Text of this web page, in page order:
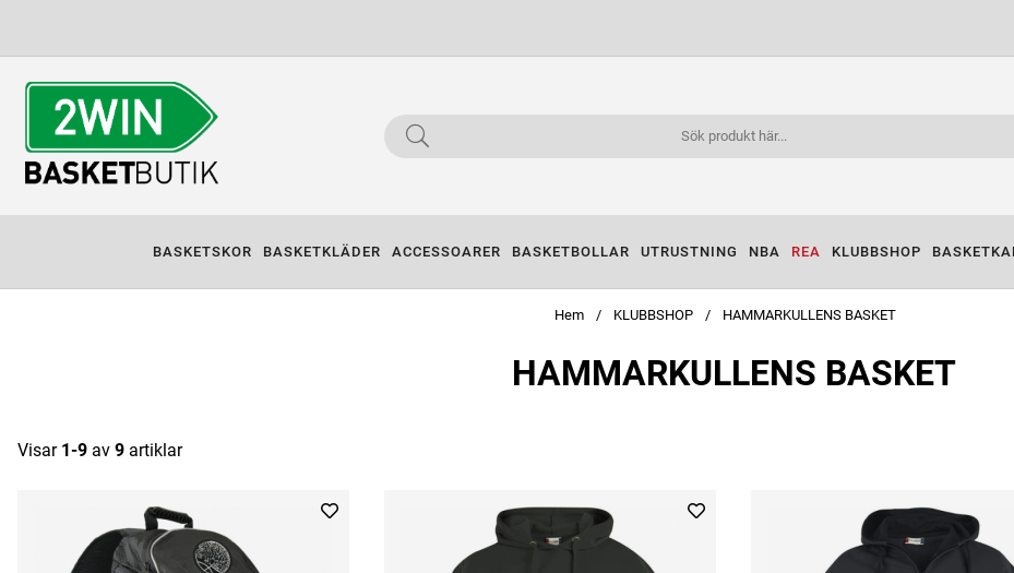
BASKETSKOR BASKETKLÄDER ACCESSOARER BASKETBOLLAR UTRUSTNING NBA REA KLUBBSHOP
Hem KLUBBSHOP HAMMARKULLENS BASKET
HAMMARKULLENS BASKET
Visar 1-9 av 9 artiklar